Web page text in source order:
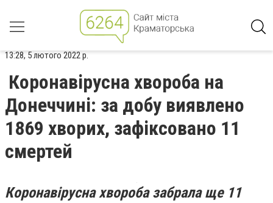
13:28, 5 лютого 2022 р.
Коронавірусна хвороба на
Донеччині: за добу виявлено
1869 хворих, зафіксовано 11
смертей
Коронавірусна хвороба забрала ще 11